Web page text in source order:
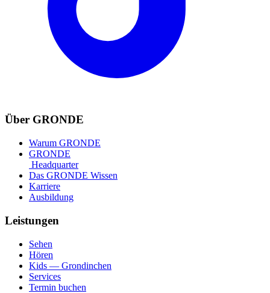
Über GRONDE
Warum GRONDE
GRONDE
Headquarter
Das GRONDE Wissen
Karriere
Ausbildung
Leistungen
Sehen
Hören
Kids — Grondinchen
Services
Termin buchen